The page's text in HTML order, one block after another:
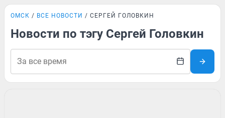
ОМСК ВСЕ НОВОСТИ СЕРГЕЙ ГОЛОВКИН
Новости по тэгу Сергей Головкин